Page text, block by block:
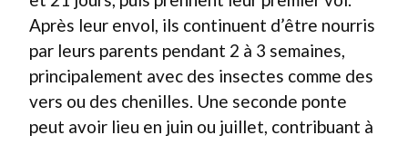
Après leur envol, ils continuent d’être nourris
par leurs parents pendant 2 à 3 semaines,
principalement avec des insectes comme des
vers ou des chenilles. Une seconde ponte
peut avoir lieu en juin ou juillet, contribuant à